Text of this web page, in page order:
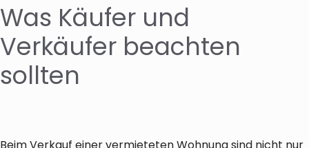
Was Käufer und
Verkäufer beachten
sollten